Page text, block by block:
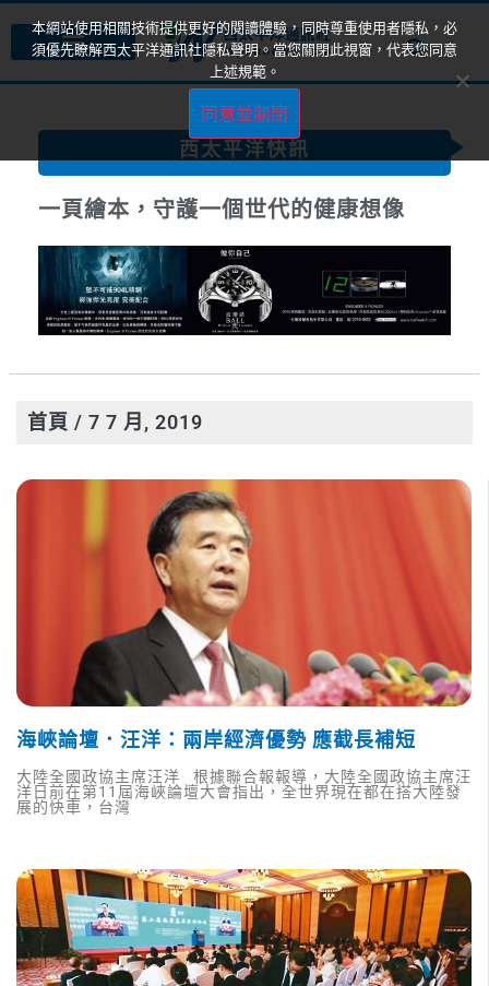
西太平洋快訊
一頁繪本，守護一個世代的健康想像
首頁 / 7 7 月, 2019
海峽論壇．汪洋：兩岸經濟優勢 應截長補短
大陸全國政協主席汪洋 根據聯合報報導，大陸全國政協主席汪
洋日前在第11屆海峽論壇大會指出，全世界現在都在搭大陸發
展的快車，台灣
本網站使用相關技術提供更好的閱讀體驗，同時尊重使用者隱私，必
須優先瞭解西太平洋通訊社隱私聲明。當您關閉此視窗，代表您同意
上述規範。
同意並關閉